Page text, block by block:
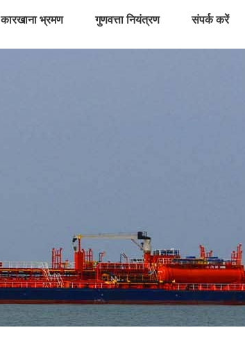
कारखाना भ्रमण गुणवत्ता नियंत्रण संपर्क करें